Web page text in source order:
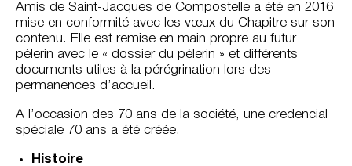
Amis de Saint-Jacques de Compostelle a été en 2016
mise en conformité avec les vœux du Chapitre sur son
contenu. Elle est remise en main propre au futur
pèlerin avec le « dossier du pèlerin » et différents
documents utiles à la pérégrination lors des
permanences d’accueil.
A l’occasion des 70 ans de la société, une credencial
spéciale 70 ans a été créée.
Histoire